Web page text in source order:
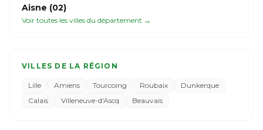
Aisne (02)
Voir toutes les villes du département →
VILLES DE LA RÉGION
Lille Amiens Tourcoing Roubaix
Dunkerque
Calais
Villeneuve-d'Ascq Beauvais